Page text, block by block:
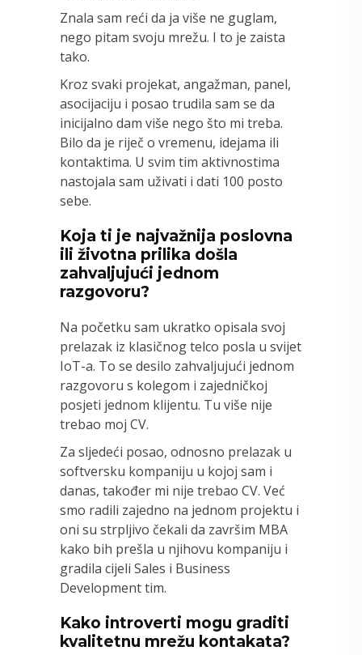
Znala sam reći da ja više ne guglam,
nego pitam svoju mrežu. I to je zaista
tako.
Kroz svaki projekat, angažman, panel,
asocijaciju i posao trudila sam se da
inicijalno dam više nego što mi treba.
Bilo da je riječ o vremenu, idejama ili
kontaktima. U svim tim aktivnostima
nastojala sam uživati i dati 100 posto
sebe.
Koja ti je najvažnija poslovna
ili životna prilika došla
zahvaljujući jednom
razgovoru?
Na početku sam ukratko opisala svoj
prelazak iz klasičnog telco posla u svijet
IoT-a. To se desilo zahvaljujući jednom
razgovoru s kolegom i zajedničkoj
posjeti jednom klijentu. Tu više nije
trebao moj CV.
Za sljedeći posao, odnosno prelazak u
softversku kompaniju u kojoj sam i
danas, također mi nije trebao CV. Već
smo radili zajedno na jednom projektu i
oni su strpljivo čekali da završim MBA
kako bih prešla u njihovu kompaniju i
gradila cijeli Sales i Business
Development tim.
Kako introverti mogu graditi
kvalitetnu mrežu kontakata?